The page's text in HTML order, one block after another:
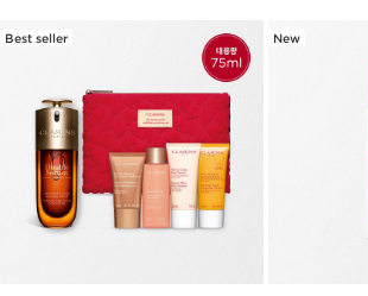
Best seller New